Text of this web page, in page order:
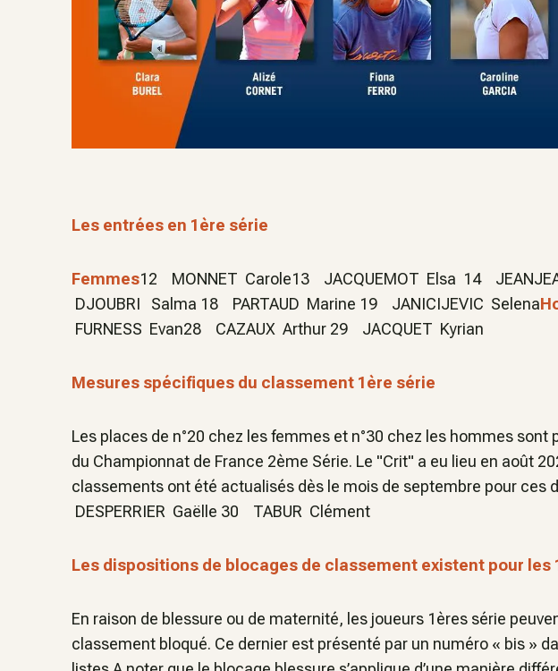
Les entrées en 1ère série
Femmes12 MONNET Carole13 JACQUEMOT Elsa 14
DJOUBRI Salma 18 PARTAUD Marine 19 JANICIJEVIC Selena
FURNESS Evan28 CAZAUX Arthur 29 JACQUET Kyrian
Mesures spécifiques du classement 1ère série
Les places de n°20 chez les femmes et n°30 chez les hommes sont
du Championnat de France 2ème Série. Le "Crit" a eu lieu en août
classements ont été actualisés dès le mois de septembre pour ces
DESPERRIER Gaëlle 30 TABUR Clément
Les dispositions de blocages de classement existent pour les
En raison de blessure ou de maternité, les joueurs 1ères série
classement bloqué. Ce dernier est présenté par un numéro « bis »